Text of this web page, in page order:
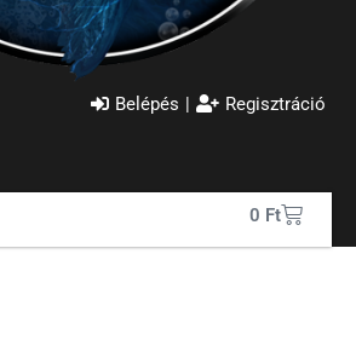
Belépés | Regisztráció
0 Ft